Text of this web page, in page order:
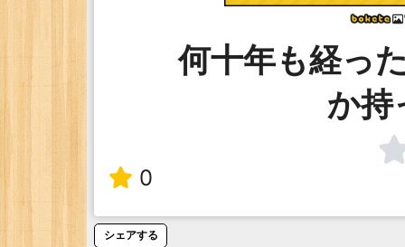
何十年も経っ
か持
0
シェアする